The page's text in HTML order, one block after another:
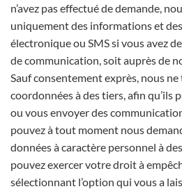
n’avez pas effectué de demande,
uniquement des informations et
électronique ou SMS si vous avez
de communication, soit auprès de
Sauf consentement exprès, nous
coordonnées à des tiers, afin qu’ils
ou vous envoyer des
pouvez à tout moment nous
données à caractère personnel à
pouvez exercer votre droit à
sélectionnant l’option qui vous a